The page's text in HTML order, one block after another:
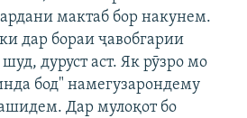
мактаб бор накунем.
дар бораи ҷавобгарии
дуруст аст. Як рӯзро мо
бод" намегузарондему
Дар мулоқот бо